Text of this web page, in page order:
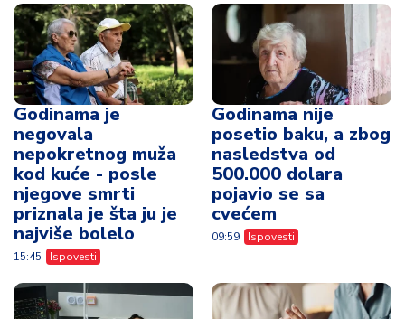
Godinama je
negovala
nepokretnog muža
kod kuće - posle
njegove smrti
priznala je šta ju je
najviše bolelo
15:45 Ispovesti
Godinama nije
posetio baku, a zbog
nasledstva od
500.000 dolara
pojavio se sa
cvećem
09:59 Ispovesti